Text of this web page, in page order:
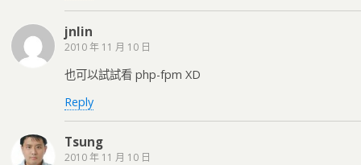
jnlin
2010 年 11 月 10 日
也可以試試看 php-fpm XD
Reply
Tsung
2010 年 11 月 10 日